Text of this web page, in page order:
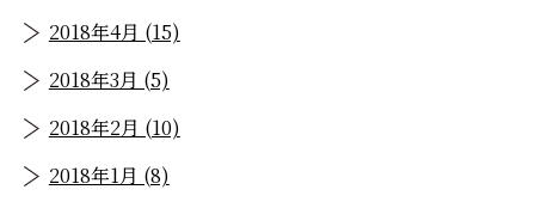
2018年4月 (15)
2018年3月 (5)
2018年2月 (10)
2018年1月 (8)